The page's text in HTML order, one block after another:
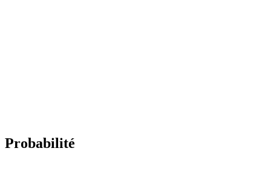
Probabilité